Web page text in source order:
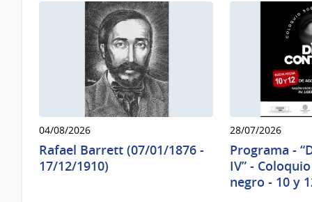
04/08/2026
Rafael Barrett (07/01/1876 -
17/12/1910)
28/07/2026
Programa -
IV” -
negro - 10 y